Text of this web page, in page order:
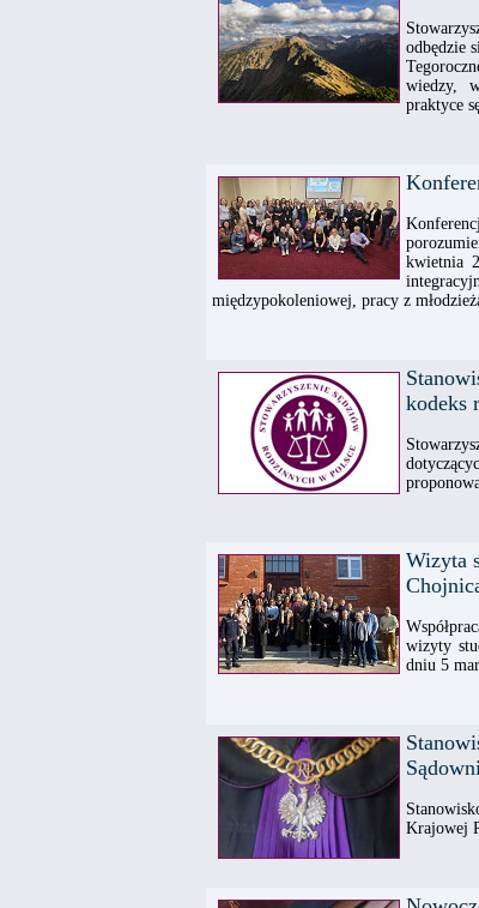
odbędzie
wiedzy,
praktyce
kwietnia
międzypokoleniowej, pracy z
kodeks
Wizyta
wizyty
dniu 5
Krajowej